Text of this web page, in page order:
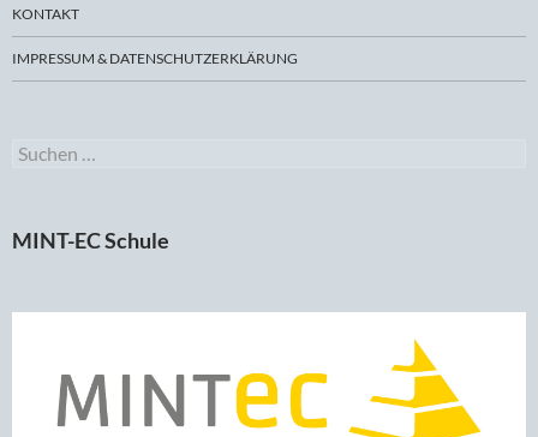
KONTAKT
IMPRESSUM & DATENSCHUTZERKLÄRUNG
Suchen
MINT-EC Schule